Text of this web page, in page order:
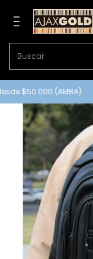
$50.000 (AMBA)